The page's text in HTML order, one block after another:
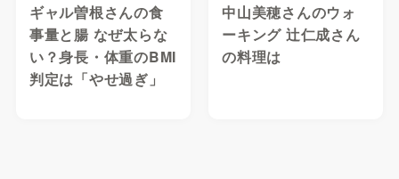
ギャル曽根さんの食
事量と腸 なぜ太らな
い？身長・体重のBMI
判定は「やせ過ぎ」
中山美穂さんのウォ
ーキング 辻仁成さん
の料理は